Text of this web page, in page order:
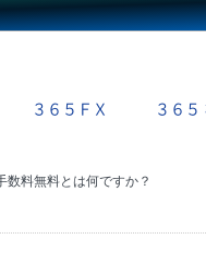
３６５ＦＸ ３６５
数料無料とは何ですか？